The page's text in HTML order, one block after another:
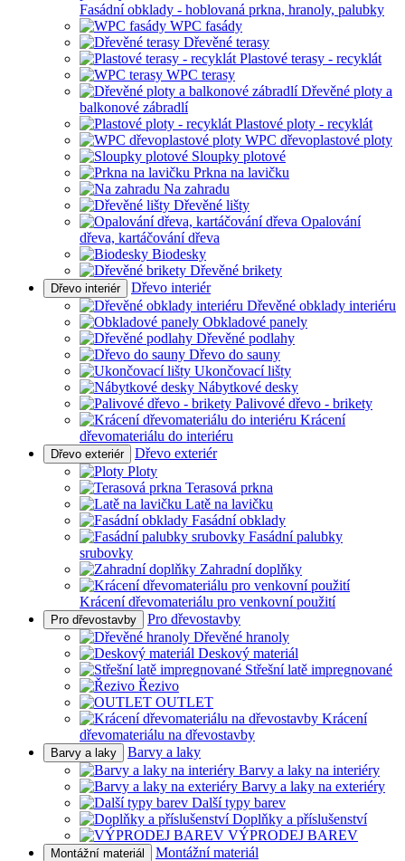
Fasádní obklady - hoblovaná prkna, hranoly, palubky
WPC fasády
Dřevěné terasy
Plastové terasy - recyklát
WPC terasy
Dřevěné ploty a
balkonové zábradlí
Plastové ploty - recyklát
WPC dřevoplastové ploty
Sloupky plotové
Prkna na lavičku
Na zahradu
Dřevěné lišty
Opalování
dřeva, kartáčování dřeva
Biodesky
Dřevěné brikety
Dřevo interiér
Dřevo interiér
Dřevěné obklady interiéru
Obkladové panely
Dřevěné podlahy
Dřevo do sauny
Ukončovací lišty
Nábytkové desky
Palivové dřevo - brikety
Krácení
dřevomateriálu do interiéru
Dřevo exteriér
Dřevo exteriér
Ploty
Terasová prkna
Latě na lavičku
Fasádní obklady
Fasádní palubky
srubovky
Zahradní doplňky
Krácení dřevomateriálu pro venkovní použití
Pro dřevostavby
Pro dřevostavby
Dřevěné hranoly
Deskový materiál
Střešní latě impregnované
Řezivo
OUTLET
Krácení
dřevomateriálu na dřevostavby
Barvy a laky
Barvy a laky
Barvy a laky na interiéry
Barvy a laky na exteriéry
Další typy barev
Doplňky a příslušenství
VÝPRODEJ BAREV
Montážní materiál
Montážní materiál